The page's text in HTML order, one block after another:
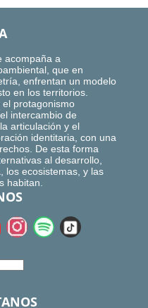
acompaña a
que en
enfrentan un modelo
en los territorios.
el protagonismo
intercambio de
articulación y el
identitaria, con una
De esta forma
al desarrollo,
los ecosistemas, y las
habitan.